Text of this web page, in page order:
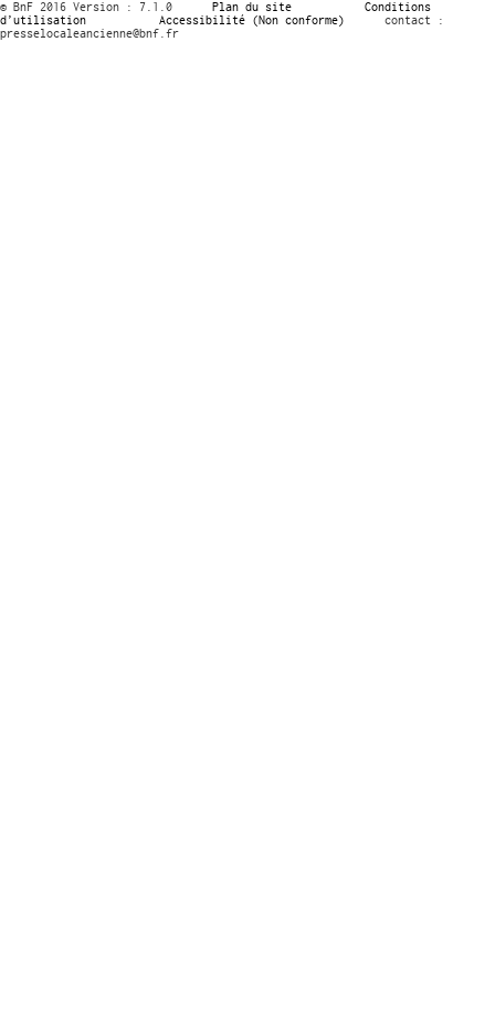
© BnF 2016 Version : 7.1.0 Plan du site
Conditions
d’utilisation
Accessibilité (Non conforme)
contact :
presselocaleancienne@bnf.fr